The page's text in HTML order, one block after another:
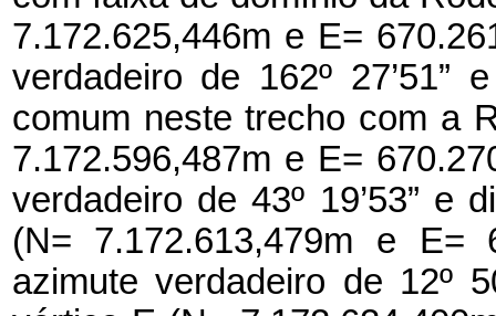
7.172.625,446m e E=
verdadeiro de 162º 27’51”
comum neste trecho com a
7.172.596,487m e E=
verdadeiro de 43º 19’53” e
(N= 7.172.613,479m e E=
azimute verdadeiro de 12º